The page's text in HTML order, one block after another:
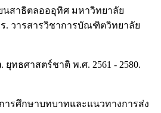
นสาธิตลอออุทิศ มหาวิทยาลัย
. วารสารวิชาการบัณฑิตวิทยาลัย
ยุทธศาสตร์ชาติ พ.ศ. 2561 - 2580.
ารศึกษาบทบาทและแนวทางการส่ง